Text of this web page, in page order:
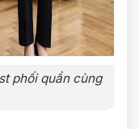
phối quần cùng